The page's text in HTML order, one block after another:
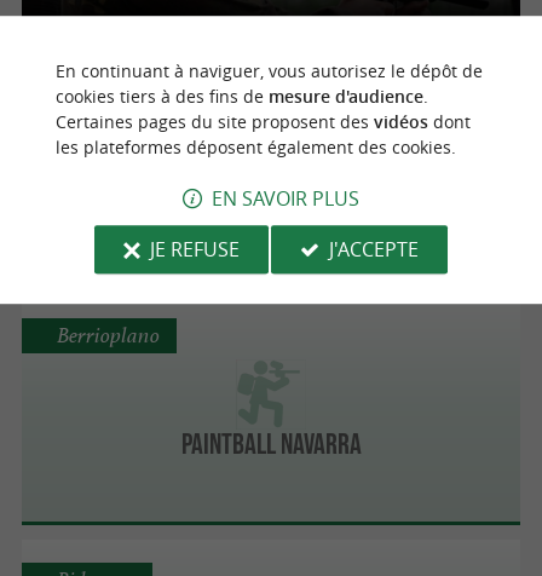
Paintball Pays Basque
Une activité en extérieur insolite et
conviviale au Pays Basque
Saint-Pée-sur-Nivelle
Paintball Navarra
Berrioplano
En continuant à naviguer, vous autorisez le dépôt de
cookies tiers à des fins de mesure d'audience.
Certaines pages du site proposent des vidéosdont
les plateformes déposent également des cookies.
EN SAVOIR PLUS
JE REFUSE
J'ACCEPTE